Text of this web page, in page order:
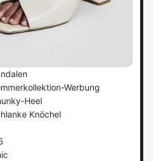
Werbung
Heel
Knöchel